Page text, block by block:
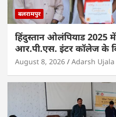
बलरामपुर
हिंदुस्तान ओलंपियाड 2025 में
आर.पी.एस. इंटर कॉलेज के
August 8, 2026 Adarsh Ujala